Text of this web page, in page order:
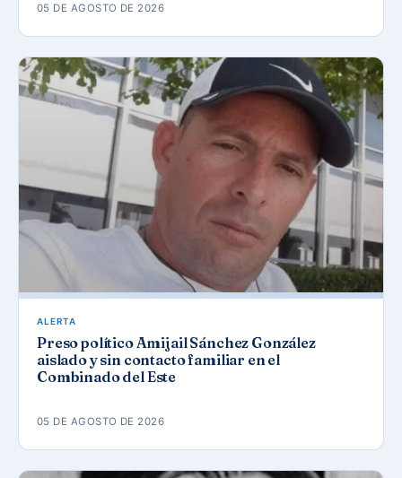
05 DE AGOSTO DE 2026
ALERTA
Preso político Amijail Sánchez González
aislado y sin contacto familiar en el
Combinado del Este
05 DE AGOSTO DE 2026